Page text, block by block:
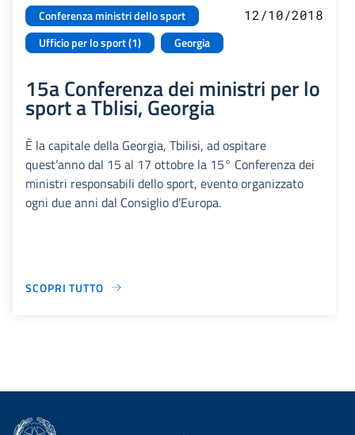
Conferenza ministri dello sport
Ufficio per lo sport (1)
Georgia
12/10/2018
15a Conferenza dei ministri per lo
sport a Tblisi, Georgia
È la capitale della Georgia, Tbilisi, ad ospitare
quest’anno dal 15 al 17 ottobre la 15° Conferenza dei
ministri responsabili dello sport, evento organizzato
ogni due anni dal Consiglio d’Europa.
SCOPRI TUTTO